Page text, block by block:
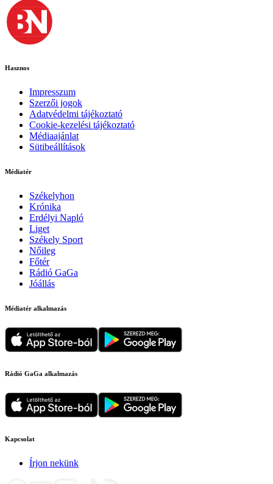
Hasznos
Impresszum
Szerzői jogok
Adatvédelmi tájékoztató
Cookie-kezelési tájékoztató
Médiaajánlat
Sütibeállítások
Médiatér
Székelyhon
Krónika
Erdélyi Napló
Liget
Székely Sport
Nőileg
Főtér
Rádió GaGa
Jóállás
Médiatér alkalmazás
Rádió GaGa alkalmazás
Kapcsolat
Írjon nekünk